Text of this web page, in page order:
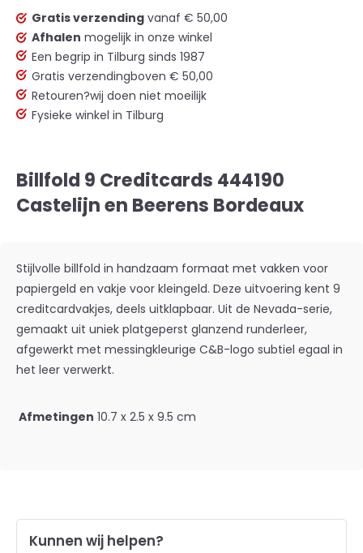
Gratis verzending vanaf € 50,00
Afhalen mogelijk in onze winkel
Een begrip in Tilburg sinds 1987
Gratis verzendingboven € 50,00
Retouren?wij doen niet moeilijk
Fysieke winkel in Tilburg
Billfold 9 Creditcards 444190
Castelijn en Beerens Bordeaux
Stijlvolle billfold in handzaam formaat met vakken voor
papiergeld en vakje voor kleingeld. Deze uitvoering kent 9
creditcardvakjes, deels uitklapbaar. Uit de Nevada-serie,
gemaakt uit uniek platgeperst glanzend runderleer,
afgewerkt met messingkleurige C&B-logo subtiel egaal in
het leer verwerkt.
Afmetingen 10.7 x 2.5 x 9.5 cm
Kunnen wij helpen?